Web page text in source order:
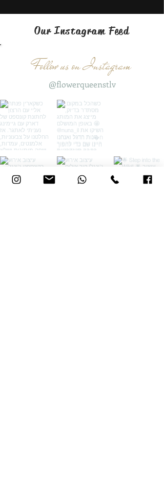
Our Instagram Feed
Follow us on Instagram
@flowerqueenstlv